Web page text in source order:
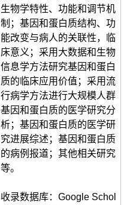
生物学特性、功能和调节机
制；基因和蛋白质结构、功
能改变与病人的关联性，临
床意义；采用大数据和生物
信息学方法研究基因和蛋白
质的临床应用价值；采用流
行病学方法进行大规模人群
基因和蛋白质的医学研究分
析；基因和蛋白质的医学研
究进展综述；基因和蛋白质
的病例报道；其他相关研究
等。
收录数据库：Google Schol